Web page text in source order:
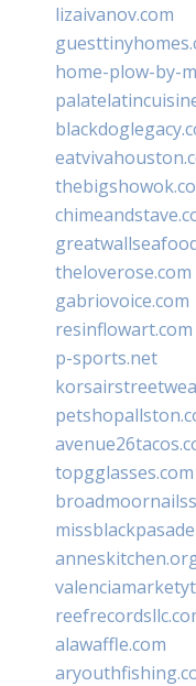
lizaivanov.com
home-plow-by-
theloverose.com
gabriovoice.com
resinflowart.com
p-sports.net
topgglasses.com
alawaffle.com